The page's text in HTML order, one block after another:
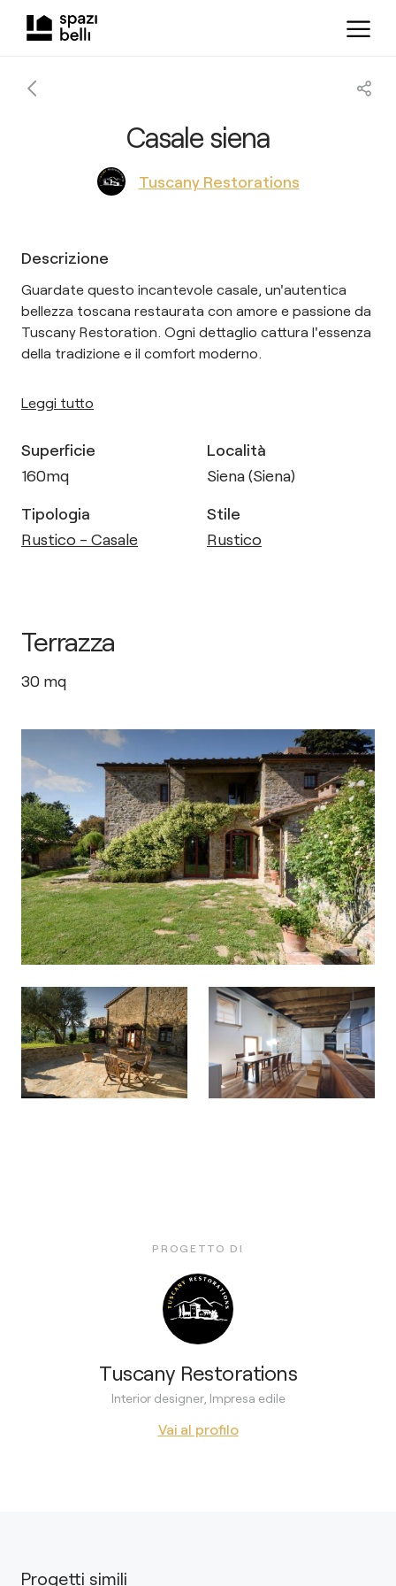
Casale siena
Tuscany Restorations
Descrizione
Guardate questo incantevole casale, un'autentica
bellezza toscana restaurata con amore e passione da
Tuscany Restoration. Ogni dettaglio cattura l'essenza
della tradizione e il comfort moderno.
Leggi tutto
Superficie
160mq
Località
Siena (Siena)
Tipologia
Rustico - Casale
Stile
Rustico
Terrazza
30 mq
PROGETTO DI
Tuscany Restorations
Interior designer, Impresa edile
Vai al profilo
Progetti simili